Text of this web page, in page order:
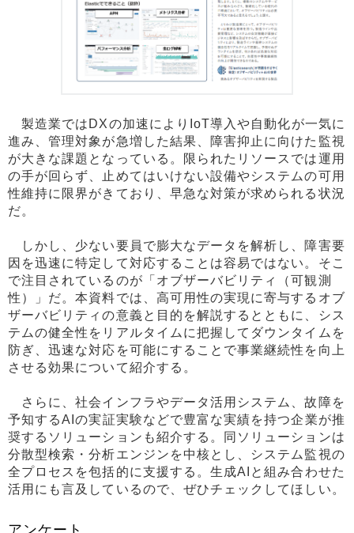
製造業ではDXの加速によりIoT導入や自動化が一気に
進み、管理対象が急増した結果、障害抑止に向けた監視
が大きな課題となっている。限られたリソースでは運用
の手が回らず、止めてはいけない設備やシステムの可用
性維持に限界がきており、早急な対策が求められる状況
だ。
しかし、少ない要員で膨大なデータを解析し、障害要
因を迅速に特定して対応することは容易ではない。そこ
で注目されているのが「オブザーバビリティ（可観測
性）」だ。本資料では、高可用性の実現に寄与するオブ
ザーバビリティの意義と目的を解説するとともに、シス
テムの健全性をリアルタイムに把握してダウンタイムを
防ぎ、迅速な対応を可能にすることで事業継続性を向上
させる効果について紹介する。
さらに、社会インフラやデータ活用システム、故障を
予知するAIの実証実験などで豊富な実績を持つ企業が推
奨するソリューションも紹介する。同ソリューションは
分散型検索・分析エンジンを中核とし、システム監視の
全プロセスを包括的に支援する。生成AIと組み合わせた
活用にも言及しているので、ぜひチェックしてほしい。
アンケート